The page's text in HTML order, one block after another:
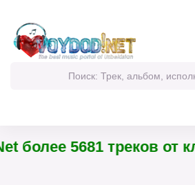
более 5681 треков от